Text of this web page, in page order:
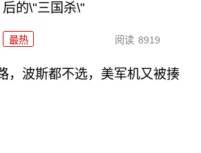
后的\"三国杀\"
最热 阅读 8919
，波斯都不选，美军机又被揍